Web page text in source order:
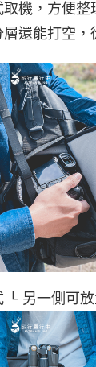
機，方便整
還能打空，
└ 另一側可